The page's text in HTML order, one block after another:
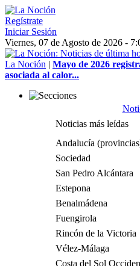
Regístrate
Iniciar Sesión
Viernes, 07 de Agosto de 2026 -
La Noción | Mayo de 2026
asociada al calor...
Noticias más leídas
Andalucía
Sociedad
San Pedro Alcántara
Estepona
Benalmádena
Fuengirola
Rincón de la Victoria
Vélez-Málaga
Costa del Sol